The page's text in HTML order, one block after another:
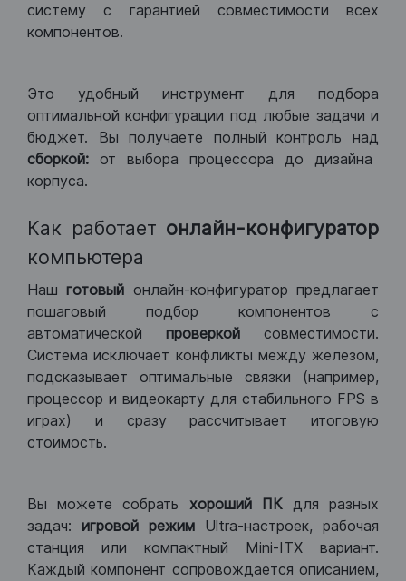
систему с гарантией совместимости всех
компонентов.
Это удобный инструмент для подбора
оптимальной конфигурации под любые задачи и
бюджет. Вы получаете полный контроль над
сборкой: от выбора процессора до дизайна
корпуса.
Как работает онлайн-конфигуратор
компьютера
Нашготовый онлайн-конфигуратор предлагает
пошаговый подбор компонентов с
автоматической проверкой совместимости.
Система исключает конфликты между железом,
подсказывает оптимальные связки (например,
процессор и видеокарту для стабильного FPS в
играх) и сразу рассчитывает итоговую
стоимость.
Вы можете собрать хороший ПКдля разных
задач: игровой режим Ultra-настроек, рабочая
станция или компактный Mini-ITX вариант.
Каждый компонент сопровождается описанием,